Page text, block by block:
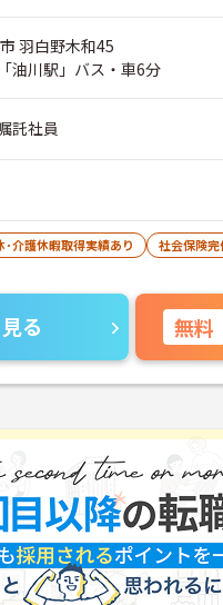
羽白野木和45
油川駅」バス・車6分
託社員
･介護休暇取得実績あり 社会保険完
る 無料